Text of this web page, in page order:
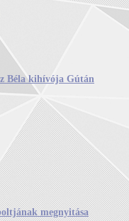
Béla kihívója Gútán
megnyitása